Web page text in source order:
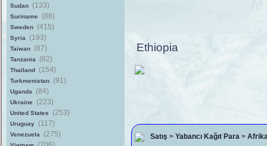
Sudan (133)
Suriname (88)
Sweden (415)
Syria (193)
Taiwan (87)
Tanzania (82)
Thailand (154)
Turkmenistan (91)
Uganda (84)
Ukraine (223)
United States (253)
Uruguay (117)
Venezuela (275)
Ethiopia
Satış >Yabancı Kağıt Para >